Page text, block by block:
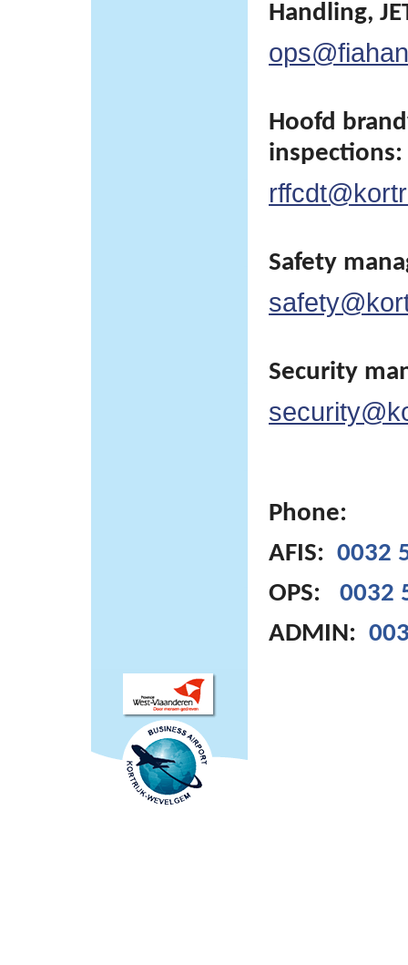
Handling,
Hoofd
inspections:
Safety
Security
Phone:
AFIS: 0032
OPS: 0032
ADMIN: